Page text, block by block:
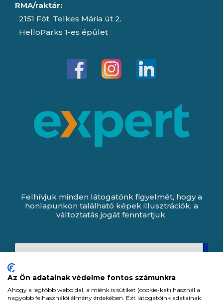
RMA/raktár:
2151 Fót, Telkes Mária út 2.
HelloParks 1-es épület
Felhívjuk minden látogatónk figyelmét, hogy a
honlapunkon található képek illusztrációk, a
változtatás jogát fenntartjuk.
Az Ön adatainak védelme fontos számunkra
Ahogy a legtöbb weboldal, a miénk is sütiket (cookie-kat) használ a
nagyobb felhasználói élmény érdekében. Ezt látogatóink adatainak